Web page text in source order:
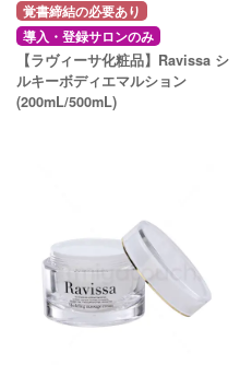
覚書締結の必要あり
導入・登録サロンのみ
【ラヴィーサ化粧品】Ravissa シ
ルキーボディエマルション
(200mL/500mL)